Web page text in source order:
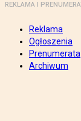
REKLAMA I
Reklama
Ogłoszenia
Prenumerata
Archiwum